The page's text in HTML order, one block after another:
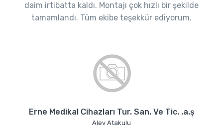
daim irtibatta kaldı. Montajı çok hızlı bir şekilde
tamamlandı. Tüm ekibe teşekkür ediyorum.
Erne Medikal Cihazları Tur. San. Ve Tic. .a.ş
Alev Atakulu